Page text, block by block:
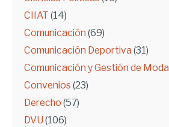
CIIAT (14)
Comunicación (69)
Comunicación Deportiva (31)
Comunicación y Gestión de Moda
Convenios (23)
Derecho (57)
DVU (106)